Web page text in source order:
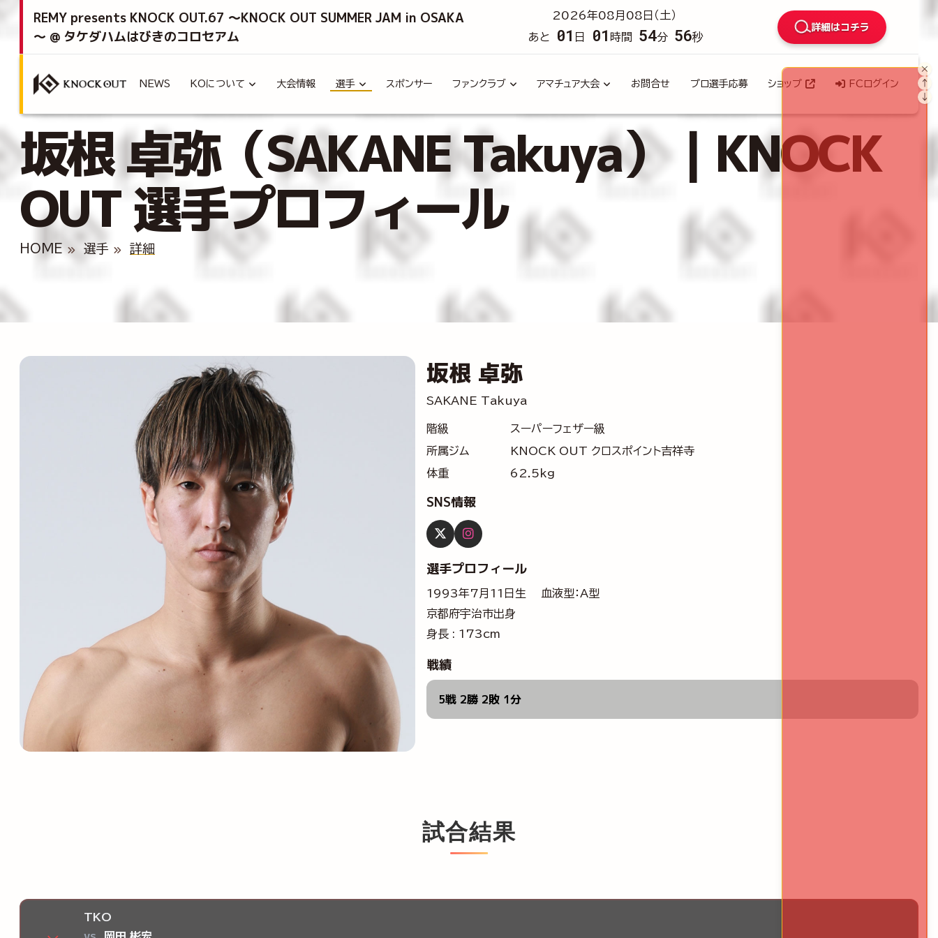
REMY presents KNOCK OUT.67 ～KNOCK OUT SUMMER JAM in OSAKA
～ @ タケダハムはびきのコロセアム
2026年08月08日（土）
あと
01 日 01 時間 54分 54秒
詳細はコチラ
NEWS KOについて 大会情報 選手 スポンサー ファンクラブ アマチュア大会 お問合せ プロ選手応募 ショップ FCログイン
坂根 卓弥（SAKANE Takuya）｜KNOCK
OUT 選手プロフィール
HOME 選手 詳細
坂根 卓弥
SAKANE Takuya
階級
スーパーフェザー級
所属ジム
KNOCK OUT クロスポイント吉祥寺
体重
62.5kg
SNS情報
選手プロフィール
1993年7月11日生 血液型：A型
京都府宇治市出身
身長 : 173cm
戦績
5戦 2勝 2敗 1分
試合結果
TKO
×
↑
↓